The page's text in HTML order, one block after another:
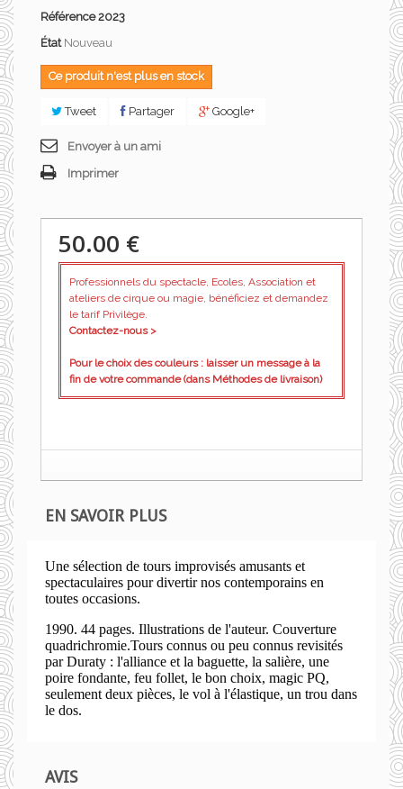
Référence 2023
État Nouveau
Ce produit n'est plus en stock
Tweet Partager Google+
Envoyer à un ami
Imprimer
50.00 €
Professionnels du spectacle, Ecoles, Association et
ateliers de cirque ou magie, bénéficiez et demandez
le tarif Privilège.
Contactez-nous >
Pour le choix des couleurs : laisser un message à la
fin de votre commande (dans Méthodes de livraison)
EN SAVOIR PLUS
Une sélection de tours improvisés amusants et
spectaculaires pour divertir nos contemporains en
toutes occasions.
1990. 44 pages. Illustrations de l'auteur. Couverture
quadrichromie.Tours connus ou peu connus revisités
par Duraty : l'alliance et la baguette, la salière, une
poire fondante, feu follet, le bon choix, magic PQ,
seulement deux pièces, le vol à l'élastique, un trou dans
le dos.
AVIS